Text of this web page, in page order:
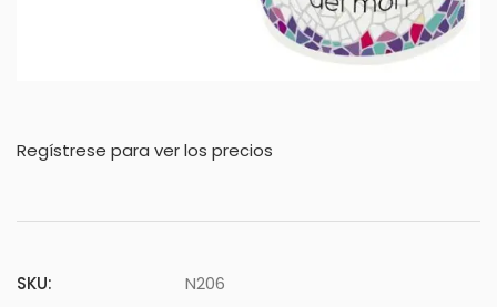
Regístrese para ver los precios
SKU:
N206